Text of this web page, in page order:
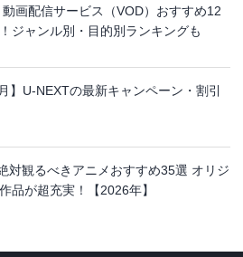
動画配信サービス（VOD）おすすめ12
ジャンル別・目的別ランキングも
】U-NEXTの最新キャンペーン・割引
対観るべきアニメおすすめ35選 オリジ
品が超充実！【2026年】